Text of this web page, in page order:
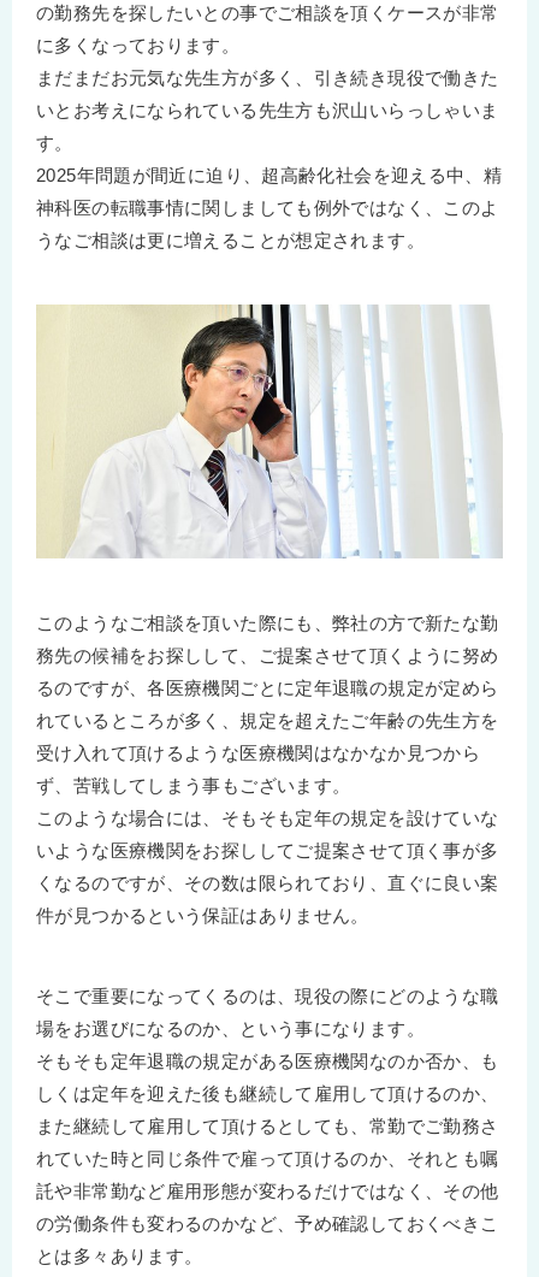
の勤務先を探したいとの事でご相談を頂くケースが非常
に多くなっております。
まだまだお元気な先生方が多く、引き続き現役で働きた
いとお考えになられている先生方も沢山いらっしゃいま
す。
2025年問題が間近に迫り、超高齢化社会を迎える中、精
神科医の転職事情に関しましても例外ではなく、このよ
うなご相談は更に増えることが想定されます。
このようなご相談を頂いた際にも、弊社の方で新たな勤
務先の候補をお探しして、ご提案させて頂くように努め
るのですが、各医療機関ごとに定年退職の規定が定めら
れているところが多く、規定を超えたご年齢の先生方を
受け入れて頂けるような医療機関はなかなか見つから
ず、苦戦してしまう事もございます。
このような場合には、そもそも定年の規定を設けていな
いような医療機関をお探ししてご提案させて頂く事が多
くなるのですが、その数は限られており、直ぐに良い案
件が見つかるという保証はありません。
そこで重要になってくるのは、現役の際にどのような職
場をお選びになるのか、という事になります。
そもそも定年退職の規定がある医療機関なのか否か、も
しくは定年を迎えた後も継続して雇用して頂けるのか、
また継続して雇用して頂けるとしても、常勤でご勤務さ
れていた時と同じ条件で雇って頂けるのか、それとも嘱
託や非常勤など雇用形態が変わるだけではなく、その他
の労働条件も変わるのかなど、予め確認しておくべきこ
とは多々あります。